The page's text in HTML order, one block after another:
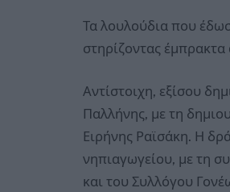
Τα λουλούδια που
στηρίζοντας
Αντίστοιχη, εξίσου
Παλλήνης, με τη
Ειρήνης Ραϊσάκη. Η
νηπιαγωγείου, με τη
και του Συλλόγου